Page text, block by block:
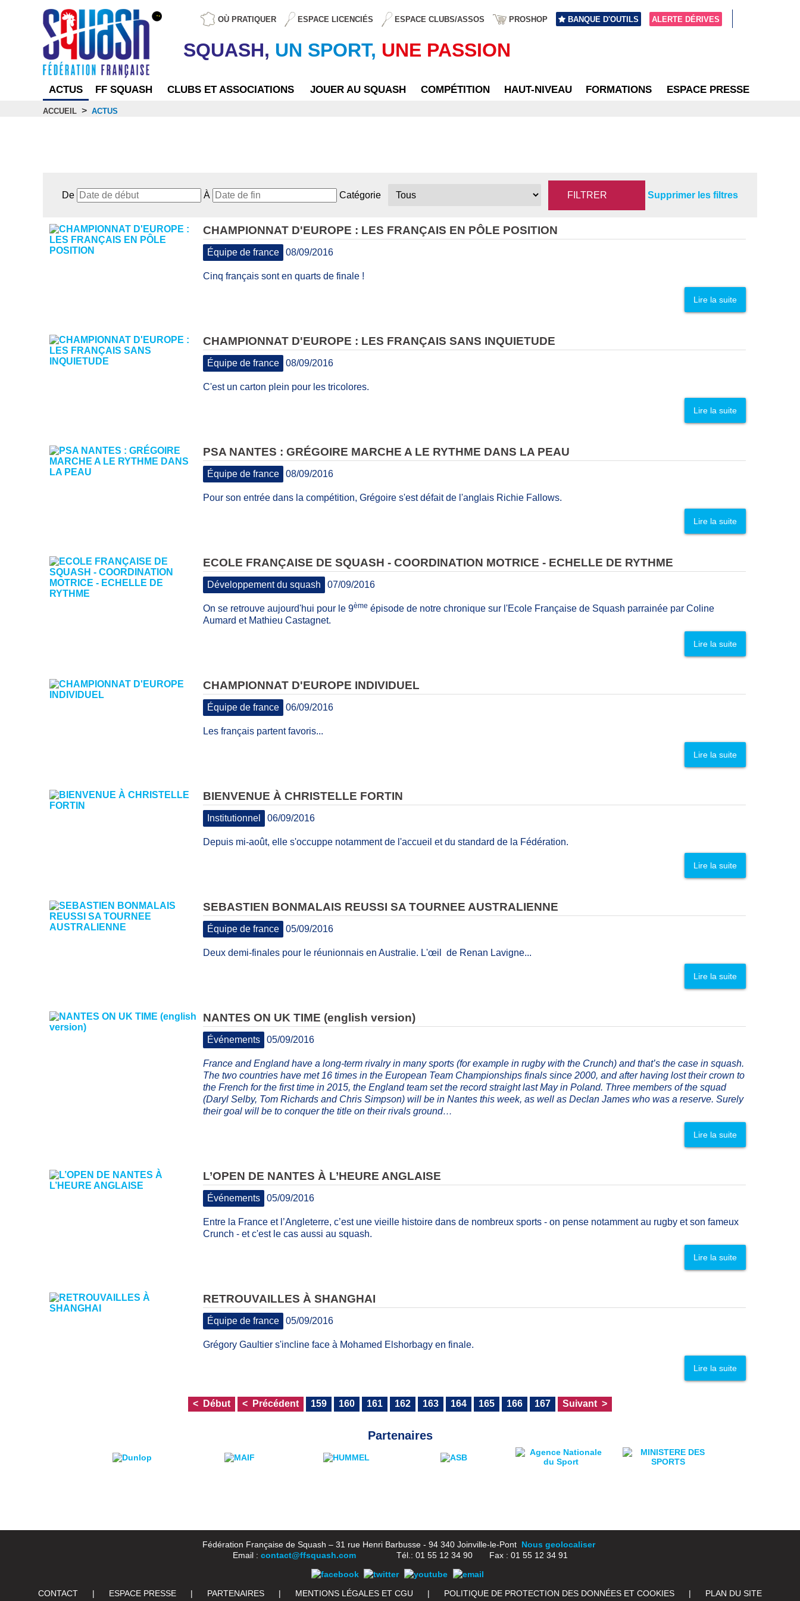
OÙ PRATIQUER ESPACE LICENCIÉS ESPACE CLUBS/ASSOS PROSHOP BANQUE D'OUTILS ALERTE DÉRIVES
SQUASH, UN SPORT, UNE PASSION
ACTUS FF SQUASH CLUBS ET ASSOCIATIONS JOUER AU SQUASH COMPÉTITION HAUT-NIVEAU FORMATIONS ESPACE PRESSE
ACCUEIL > ACTUS
De À Catégorie Supprimer les filtres
CHAMPIONNAT D'EUROPE : LES FRANÇAIS EN PÔLE POSITION
Équipe de france 08/09/2016
Cinq français sont en quarts de finale !
Lire la suite
CHAMPIONNAT D'EUROPE : LES FRANÇAIS SANS INQUIETUDE
Équipe de france 08/09/2016
C'est un carton plein pour les tricolores.
Lire la suite
PSA NANTES : GRÉGOIRE MARCHE A LE RYTHME DANS LA PEAU
Équipe de france 08/09/2016
Pour son entrée dans la compétition, Grégoire s'est défait de l'anglais Richie Fallows.
Lire la suite
ECOLE FRANÇAISE DE SQUASH - COORDINATION MOTRICE - ECHELLE DE RYTHME
Développement du squash 07/09/2016
On se retrouve aujourd'hui pour le 9ème épisode de notre chronique sur l'Ecole Française de Squash parrainée par Coline
Aumard et Mathieu Castagnet​.
Lire la suite
CHAMPIONNAT D'EUROPE INDIVIDUEL
Équipe de france 06/09/2016
Les français partent favoris...
Lire la suite
BIENVENUE À CHRISTELLE FORTIN
Institutionnel 06/09/2016
Depuis mi-août, elle s'occuppe notamment de l'accueil et du standard de la Fédération.
Lire la suite
SEBASTIEN BONMALAIS REUSSI SA TOURNEE AUSTRALIENNE
Équipe de france 05/09/2016
Deux demi-finales pour le réunionnais en Australie. L'œil de Renan Lavigne...
Lire la suite
NANTES ON UK TIME (english version)
Événements 05/09/2016
France and England have a long-term rivalry in many sports (for example in rugby with the Crunch) and that’s the case in squash.
The two countries have met 16 times in the European Team Championships finals since 2000, and after having lost their crown to
the French for the first time in 2015, the England team set the record straight last May in Poland. Three members of the squad
(Daryl Selby, Tom Richards and Chris Simpson) will be in Nantes this week, as well as Declan James who was a reserve. Surely
their goal will be to conquer the title on their rivals ground…
Lire la suite
L’OPEN DE NANTES À L’HEURE ANGLAISE
Événements 05/09/2016
Entre la France et l’Angleterre, c’est une vieille histoire dans de nombreux sports - on pense notamment au rugby et son fameux
Crunch - et c'est le cas aussi au squash.
Lire la suite
RETROUVAILLES À SHANGHAI
Équipe de france 05/09/2016
Grégory Gaultier s'incline face à Mohamed Elshorbagy en finale.
Lire la suite
Début Précédent 159 160 161 162 163 164 165 166 167 Suivant
Partenaires
Fédération Française de Squash – 31 rue Henri Barbusse - 94 340 Joinville-le-Pont Nous geolocaliser
Email : contact@ffsquash.comTél.: 01 55 12 34 90 Fax : 01 55 12 34 91
CONTACT | ESPACE PRESSE | PARTENAIRES | MENTIONS LÉGALES ET CGU | POLITIQUE DE PROTECTION DES DONNÉES ET COOKIES | PLAN DU SITE